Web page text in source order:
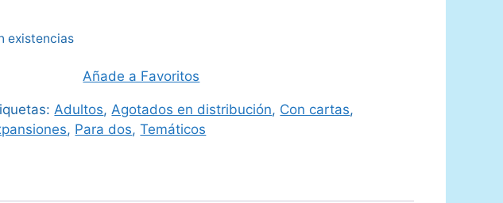
existencias
Añade a Favoritos
Adultos, Agotados en distribución, Con cartas,
, Para dos,Temáticos